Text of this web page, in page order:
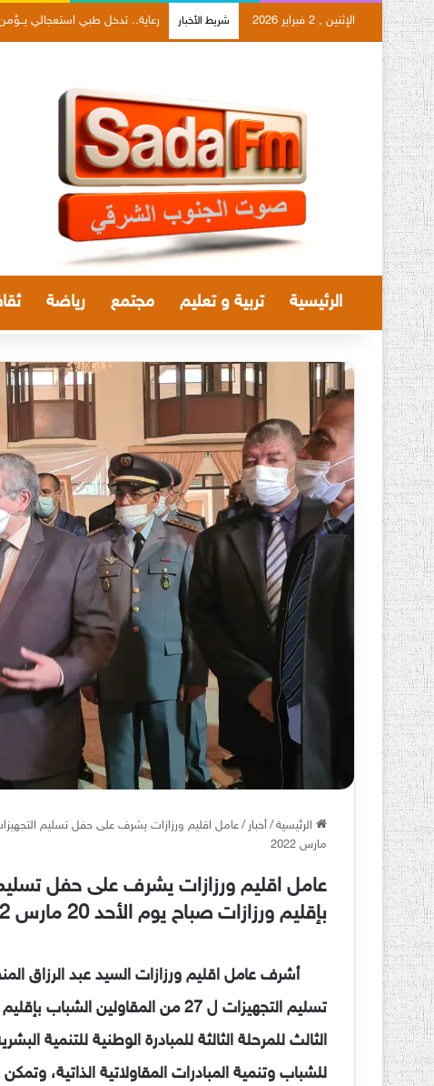
الإثنين , 2 فبراير 2026 شريط الأخبار رعاية.. تدخل طبي استعجالي
الرئيسية تربية و تعليم مجتمع رياضة
الرئيسية/أخبار /
مارس 2022
بإقليم ورزازات صباح يوم الأحد 20 مارس 2022
أ
تسليم التجهيزات ل 27 من المقاولين
الثالث للمرحلة الثالثة للمبادرة الوطنية للتنمية
للشباب وتنمية المبادرات المقاولاتية الذاتية، وتمكن